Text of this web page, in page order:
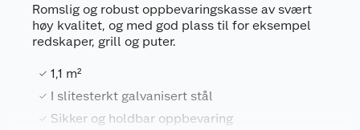
Romslig og robust oppbevaringskasse av svært
høy kvalitet, og med god plass til for eksempel
redskaper, grill og puter.
1,1 m²
I slitesterkt galvanisert stål
Sikker og holdbar oppbevaring
Generelt
Artikkelnummer